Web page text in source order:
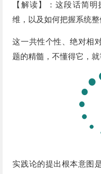
【解读】：这段话简
维，以及如何把握系统整
这一共性个性、绝对相
题的精髓，不懂得它，就
实践论的提出根本意图